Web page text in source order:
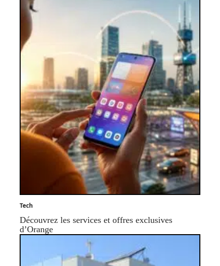
Tech
Découvrez les services et offres exclusives
d’Orange